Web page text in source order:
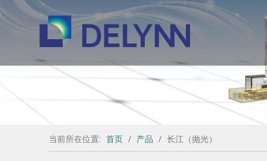
当前所在位置: 首页 / 产品 / 长江（抛光）